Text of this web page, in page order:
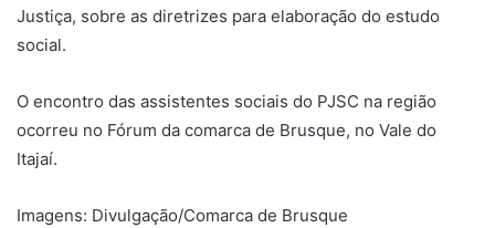
Justiça, sobre as diretrizes para elaboração do estudo
social.
O encontro das assistentes sociais do PJSC na região
ocorreu no Fórum da comarca de Brusque, no Vale do
Itajaí.​
Imagens: Divulgação/Comarca de Brusque